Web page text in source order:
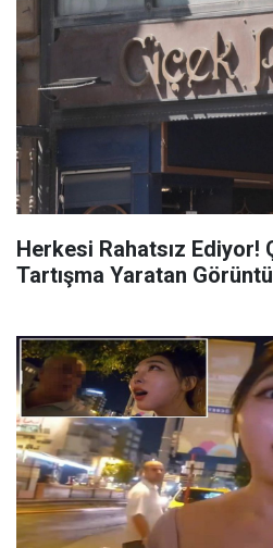
Herkesi Rahatsız Ediyor!
Tartışma Yaratan Görüntü